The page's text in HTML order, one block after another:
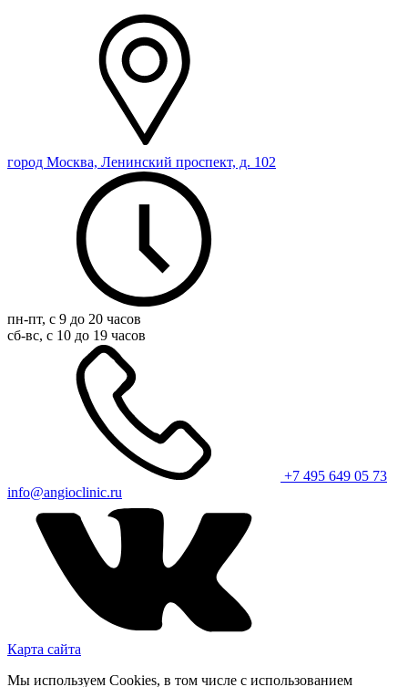
город Москва, Ленинский проспект, д. 102
пн-пт, с 9 до 20 часов
сб-вс, с 10 до 19 часов
+7 495 649 05 73
info@angioclinic.ru
Карта сайта
Мы используем Cookies, в том числе с использованием